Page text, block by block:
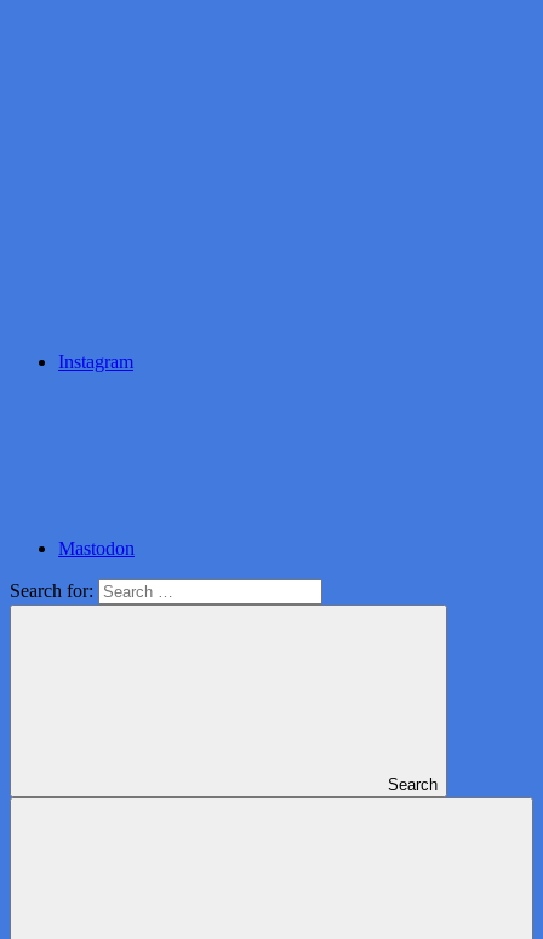
Instagram
Mastodon
Search for:
Search